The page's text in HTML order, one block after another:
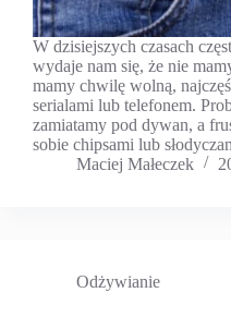
W dzisiejszych czasach
wydaje nam się, że nie
mamy chwilę wolną,
serialami lub telefonem.
zamiatamy pod dywan, a
sobie chipsami lub
Maciej Małeczek
Odżywianie